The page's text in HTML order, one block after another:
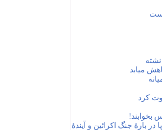
نشته
میابد
بخوابند!
بارهٔ جنگ اکرائین و آیندهٔ